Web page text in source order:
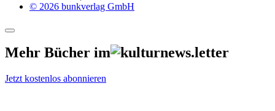
© 2026 bunkverlag GmbH
Mehr Bücher im
Jetzt kostenlos abonnieren